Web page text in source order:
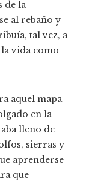
de la
al rebaño y
tal vez, a
vida como
aquel mapa
en la
lleno de
sierras y
aprenderse
que